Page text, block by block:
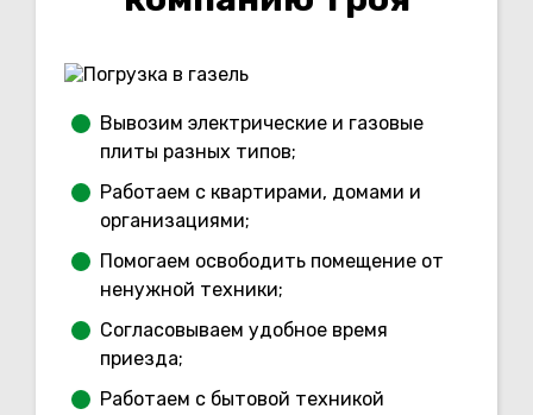
Вывозим электрические и газовые
плиты разных типов;
Работаем с квартирами, домами и
организациями;
Помогаем освободить помещение от
ненужной техники;
Согласовываем удобное время
приезда;
Работаем с бытовой техникой